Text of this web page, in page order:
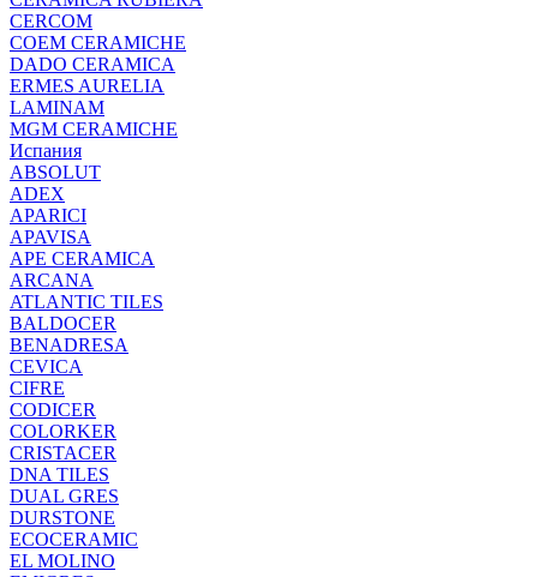
CERCOM
COEM CERAMICHE
DADO CERAMICA
ERMES AURELIA
LAMINAM
MGM CERAMICHE
Испания
ABSOLUT
ADEX
APARICI
APAVISA
APE CERAMICA
ARCANA
ATLANTIC TILES
BALDOCER
BENADRESA
CEVICA
CIFRE
CODICER
COLORKER
CRISTACER
DNA TILES
DUAL GRES
DURSTONE
ECOCERAMIC
EL MOLINO